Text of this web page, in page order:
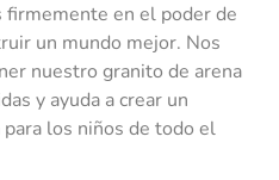
firmemente en el poder de
un mundo mejor. Nos
nuestro granito de arena
y ayuda a crear un
los niños de todo el